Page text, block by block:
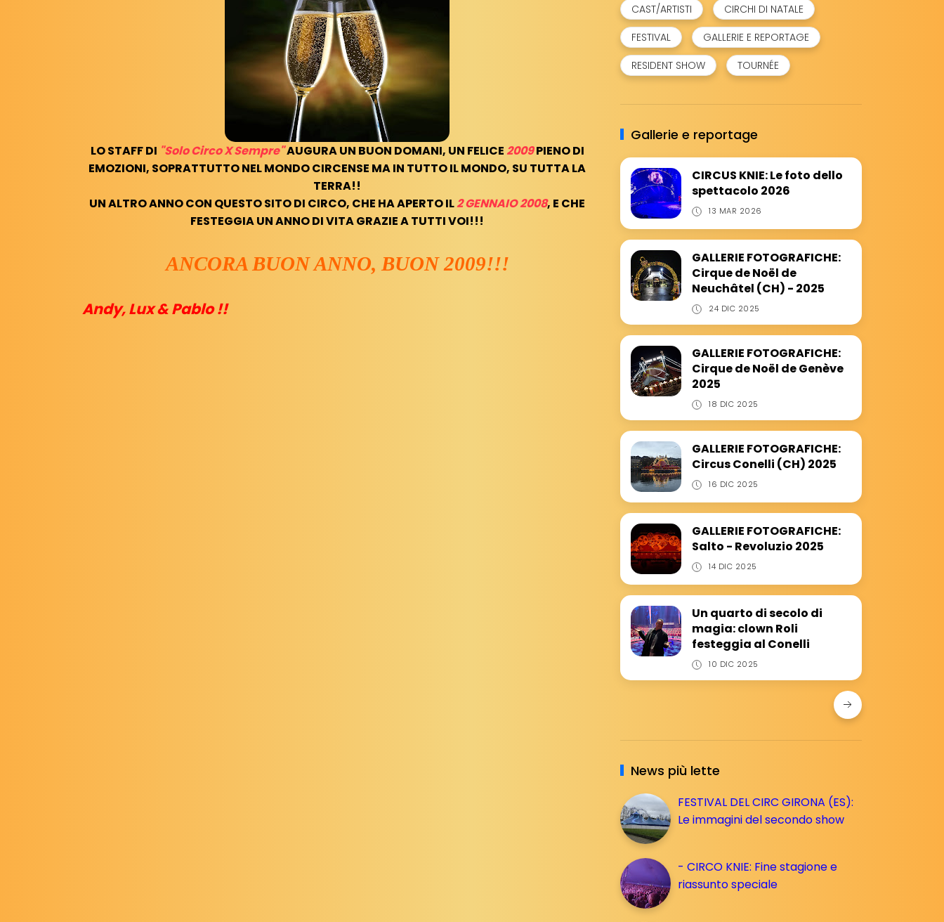
LO STAFF DI "Solo Circo X Sempre"AUGURA UN BUON DOMANI, UN FELICE2009PIENO DI
EMOZIONI, SOPRATTUTTO NEL MONDO CIRCENSE MA IN TUTTO IL MONDO, SU TUTTA LA
TERRA!!
UN ALTRO ANNO CON QUESTO SITO DI CIRCO, CHE HA APERTO IL2 GENNAIO 2008, E CHE
FESTEGGIA UN ANNO DI VITA GRAZIE A TUTTI VOI!!!
ANCORA BUON ANNO, BUON 2009!!!
Andy, Lux & Pablo !!
CAST/ARTISTI
CIRCHI DI NATALE
FESTIVAL
GALLERIE E REPORTAGE
RESIDENT SHOW
TOURNÉE
Gallerie e reportage
CIRCUS KNIE: Le foto dello
spettacolo 2026
13 MAR 2026
GALLERIE FOTOGRAFICHE:
Cirque de Noël de
Neuchâtel (CH) - 2025
24 DIC 2025
GALLERIE FOTOGRAFICHE:
Cirque de Noël de Genève
2025
18 DIC 2025
GALLERIE FOTOGRAFICHE:
Circus Conelli (CH) 2025
16 DIC 2025
GALLERIE FOTOGRAFICHE:
Salto - Revoluzio 2025
14 DIC 2025
Un quarto di secolo di
magia: clown Roli
festeggia al Conelli
10 DIC 2025
News più lette
FESTIVAL DEL CIRC GIRONA (ES):
Le immagini del secondo show
- CIRCO KNIE: Fine stagione e
riassunto speciale